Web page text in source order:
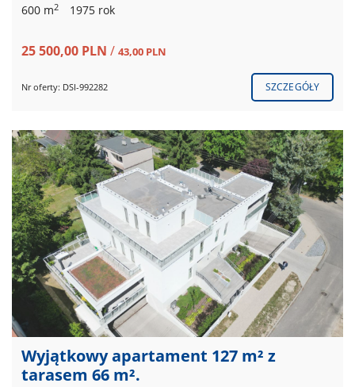
600 m2 1975 rok
25 500,00 PLN / 43,00 PLN
Nr oferty: DSI-992282 SZCZEGÓŁY
Wyjątkowy apartament 127 m² z
tarasem 66 m².